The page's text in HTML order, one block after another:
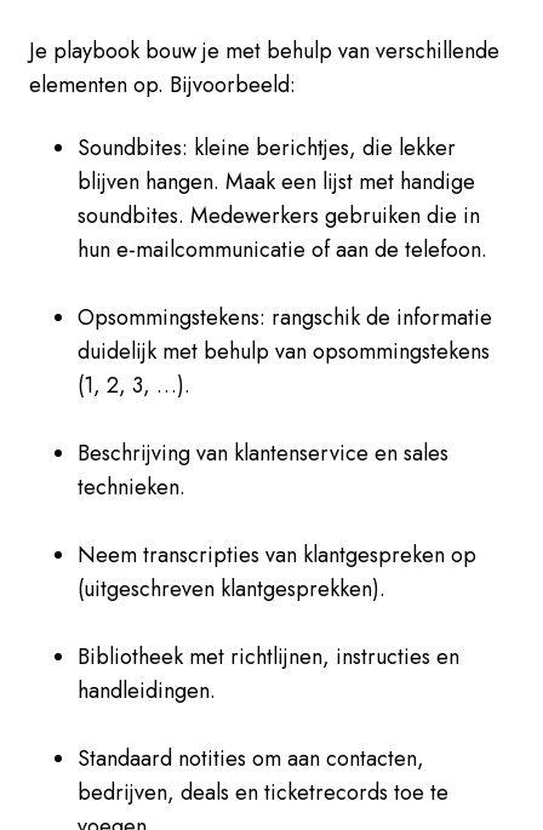
Je playbook bouw je met behulp van verschillende
elementen op. Bijvoorbeeld:
Soundbites: kleine berichtjes, die lekker
blijven hangen. Maak een lijst met handige
soundbites. Medewerkers gebruiken die in
hun e-mailcommunicatie of aan de telefoon.
Opsommingstekens: rangschik de informatie
duidelijk met behulp van opsommingstekens
(1, 2, 3, …).
Beschrijving van klantenservice en sales
technieken.
Neem transcripties van klantgespreken op
(uitgeschreven klantgesprekken).
Bibliotheek met richtlijnen, instructies en
handleidingen.
Standaard notities om aan contacten,
bedrijven, deals en ticketrecords toe te